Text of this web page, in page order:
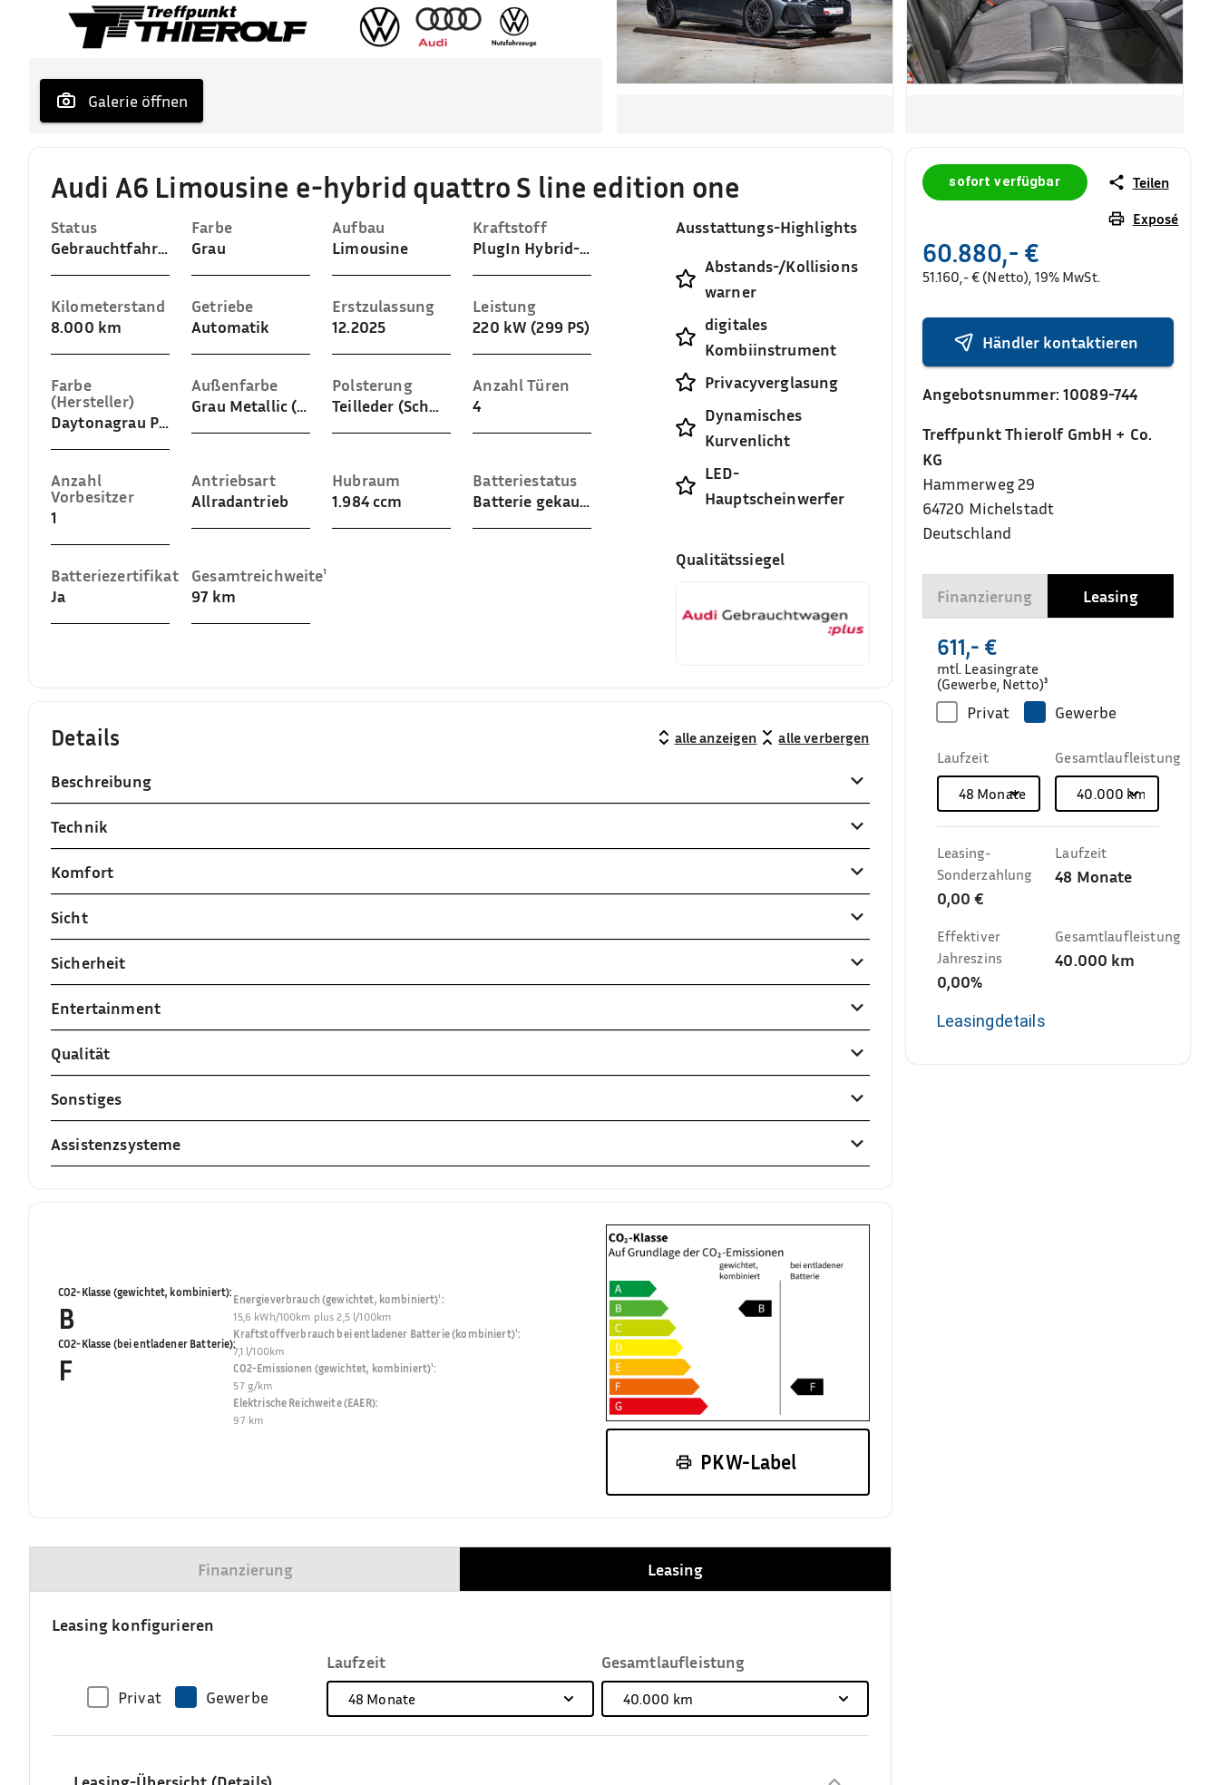
Galerie öffnen
Audi A6 Limousine e-hybrid quattro S line edition one
Status
Gebrauchtfahrzeug
Farbe
Grau
Aufbau
Limousine
Kraftstoff
PlugIn Hybrid-Benzin
Kilometerstand
8.000 km
Getriebe
Automatik
Erstzulassung
12.2025
Leistung
220 kW (299 PS)
Farbe
(Hersteller)
Daytonagrau Perleffekt
Außenfarbe
Grau Metallic (Daytonagrau Perleffekt)
Polsterung
Teilleder (Schwarz)
Anzahl Türen
4
Anzahl
Vorbesitzer
1
Antriebsart
Allradantrieb
Hubraum
1.984 ccm
Batteriestatus
Batterie gekauft
Batteriezertifikat
Ja
Gesamtreichweite¹
97 km
Ausstattungs-Highlights
Abstands-/Kollisions
warner
digitales
Kombiinstrument
Privacyverglasung
Dynamisches
Kurvenlicht
LED-
Hauptscheinwerfer
Qualitätssiegel
Details alle anzeigen alle verbergen
Beschreibung
Technik
Komfort
Sicht
Sicherheit
Entertainment
Qualität
Sonstiges
Assistenzsysteme
CO2-Klasse (gewichtet, kombiniert):
B
CO2-Klasse (bei entladener Batterie):
F
Energieverbrauch (gewichtet, kombiniert)¹:
15,6 kWh/100km plus 2,5 l/100km
Kraftstoffverbrauch bei entladener Batterie (kombiniert)¹:
7,1 l/100km
CO2-Emissionen (gewichtet, kombiniert)¹:
57 g/km
Elektrische Reichweite (EAER):
97 km
PKW-Label
Finanzierung Leasing
Leasing konfigurieren
Privat Gewerbe
Laufzeit
48 Monate
Gesamtlaufleistung
40.000 km
sofort verfügbar
Teilen
Exposé
60.880,- €
51.160,- € (Netto), 19% MwSt.
Händler kontaktieren
Angebotsnummer: 10089-744
Treffpunkt Thierolf GmbH + Co.
KG
Hammerweg 29
64720 Michelstadt
Deutschland
Finanzierung Leasing
611,- €
mtl. Leasingrate
(Gewerbe, Netto)³
Privat Gewerbe
Laufzeit
48 Monate
Gesamtlaufleistung
40.000 km
Leasing-
Sonderzahlung
0,00 €
Laufzeit
48 Monate
Effektiver
Jahreszins
0,00%
Gesamtlaufleistung
40.000 km
Leasingdetails